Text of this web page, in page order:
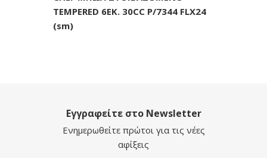
TEMPERED 6ΕΚ. 30CC P/7344 FLX24
(sm)
Εγγραφείτε στο Newsletter
Ενημερωθείτε πρώτοι για τις νέες
αφίξεις